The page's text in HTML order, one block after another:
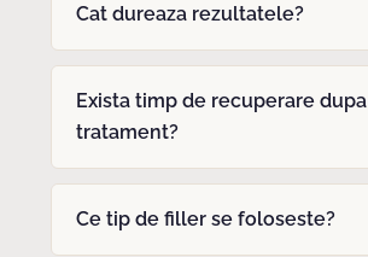
Cat dureaza rezultatele?
Exista timp de recuperare dupa
tratament?
Ce tip de filler se foloseste?